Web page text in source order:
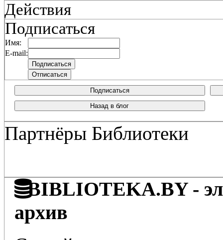
Действия
Подписаться
Имя:
E-mail:
Подписаться
Назад в блог
Партнёры Библиотеки
BIBLIOTEKA.BY -
архив